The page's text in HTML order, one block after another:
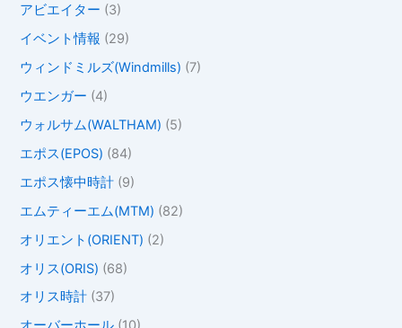
アビエイター (3)
イベント情報 (29)
ウィンドミルズ(Windmills) (7)
ウエンガー (4)
ウォルサム(WALTHAM) (5)
エポス(EPOS) (84)
エポス懐中時計 (9)
エムティーエム(MTM) (82)
オリエント(ORIENT) (2)
オリス(ORIS) (68)
オリス時計 (37)